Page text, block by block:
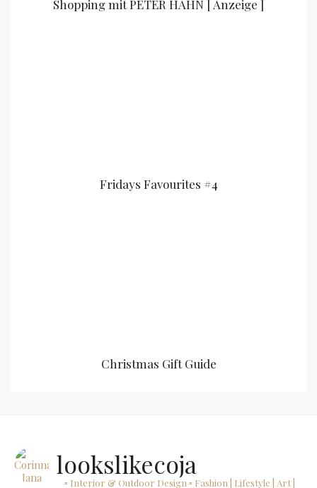
Shopping mit PETER HAHN [ Anzeige ]
Fridays Favourites #4
Christmas Gift Guide
lookslikecoja
▫ Interior & Outdoor Design ▫ Fashion | Lifestyle | Art |